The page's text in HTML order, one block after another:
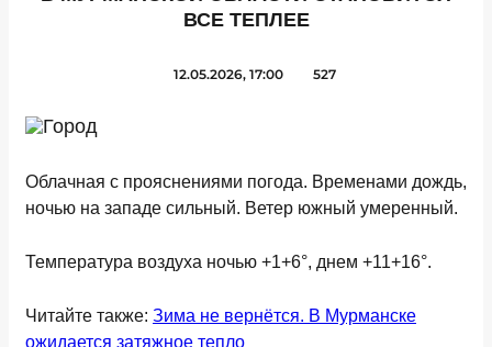
ВСЕ ТЕПЛЕЕ
12.05.2026, 17:00 527
Облачная с прояснениями погода. Временами дождь,
ночью на западе сильный. Ветер южный умеренный.
Температура воздуха ночью +1+6°, днем +11+16°.
Читайте также: Зима не вернётся. В Мурманске
ожидается затяжное тепло